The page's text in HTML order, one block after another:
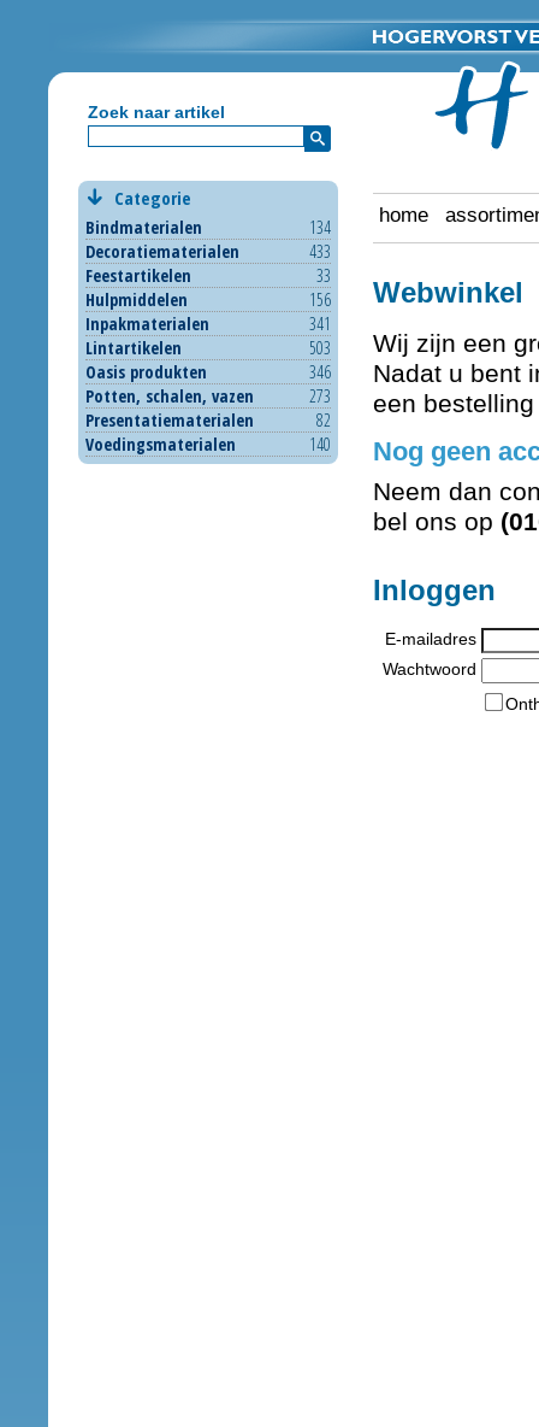
Zoek naar artikel
home
Categorie
Bindmaterialen
134
Decoratiematerialen
433
Feestartikelen
33
Hulpmiddelen
156
Inpakmaterialen
341
Lintartikelen
503
Oasis produkten
346
Potten, schalen, vazen
273
Presentatiematerialen
82
Voedingsmaterialen
140
Webwinkel
Wij zijn een
Nadat u bent
een
Nog geen
Neem dan
bel ons op
Inloggen
E-mailadres
Wachtwoord